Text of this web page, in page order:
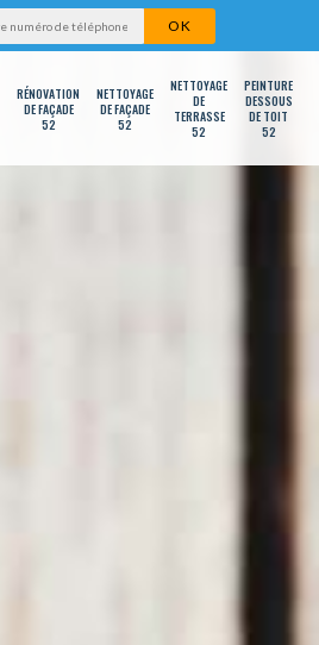
RÉNOVATION
DE FAÇADE
52
NETTOYAGE
DE FAÇADE
52
NETTOYAGE
DE
TERRASSE
52
PEINTURE
DESSOUS
DE TOIT
52